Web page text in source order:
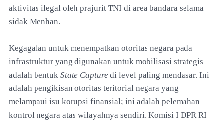
aktivitas ilegal oleh prajurit TNI di area bandara selama
sidak Menhan.
Kegagalan untuk menempatkan otoritas negara pada
infrastruktur yang digunakan untuk mobilisasi strategis
adalah bentuk State Capture di level paling mendasar. Ini
adalah pengikisan otoritas teritorial negara yang
melampaui isu korupsi finansial; ini adalah pelemahan
kontrol negara atas wilayahnya sendiri. Komisi I DPR RI